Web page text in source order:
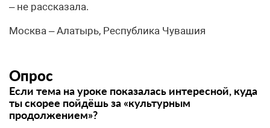
– не рассказала.
Москва – Алатырь, Республика Чувашия
Опрос
Если тема на уроке показалась интересной, куда
ты скорее пойдёшь за «культурным
продолжением»?